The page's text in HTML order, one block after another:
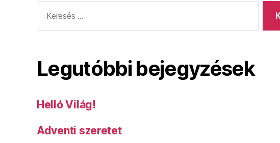
Legutóbbi bejegyzések
Helló Világ!
Adventi szeretet